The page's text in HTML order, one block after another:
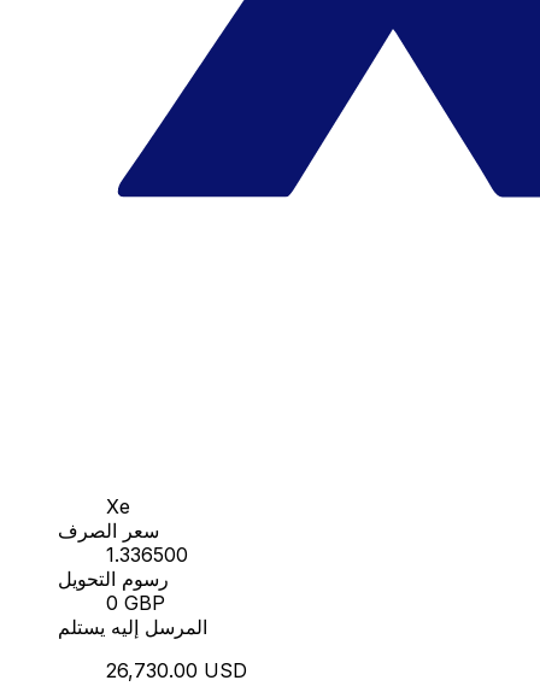
Xe
سعر الصرف
1.336500
رسوم التحويل
0 GBP
المرسل إليه يستلم
26,730.00 USD